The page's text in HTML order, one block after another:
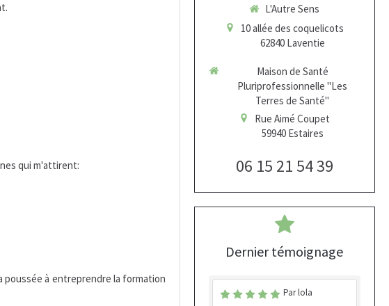
qui m'attirent:
poussée à entreprendre la formation
L'Autre Sens
10 allée des coquelicots
62840 Laventie
Maison de Santé
Pluriprofessionnelle "Les
Terres de Santé"
Rue Aimé Coupet
59940 Estaires
06 15 21 54 39
Dernier témoignage
Par lola